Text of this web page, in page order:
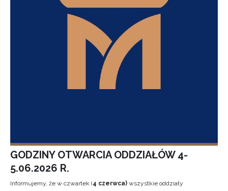
GODZINY OTWARCIA ODDZIAŁÓW 4-
5.06.2026 R.
Informujemy, że w czwartek (4 czerwca) wszystkie oddziały